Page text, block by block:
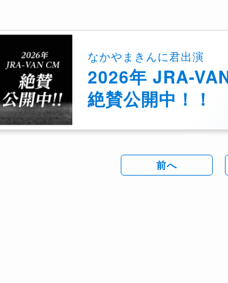
なかやまきんに君出演
2026年 JRA-
絶賛公開中！！
前へ